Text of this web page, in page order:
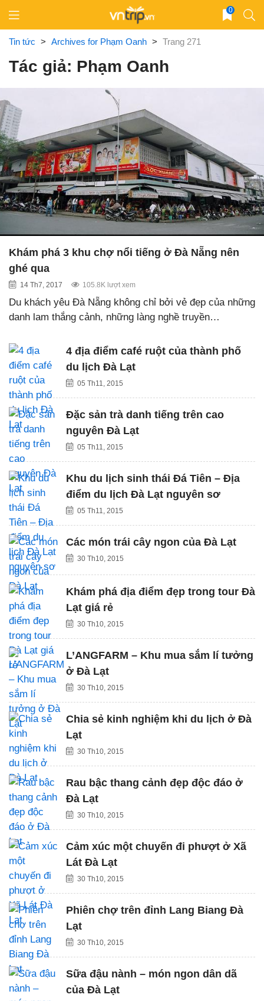
content
0
Tin tức > Archives for Phạm Oanh > Trang 271
Tác giả: Phạm Oanh
Khám phá 3 khu chợ nổi tiếng ở Đà Nẵng nên
ghé qua
14 Th7, 2017 105.8K lượt xem
Du khách yêu Đà Nẵng không chỉ bởi vẻ đẹp của những
danh lam thắng cảnh, những làng nghề truyền…
4 địa điểm café ruột của thành phố
du lịch Đà Lạt
05 Th11, 2015
Đặc sản trà danh tiếng trên cao
nguyên Đà Lạt
05 Th11, 2015
Khu du lịch sinh thái Đá Tiên – Địa
điểm du lịch Đà Lạt nguyên sơ
05 Th11, 2015
Các món trái cây ngon của Đà Lạt
30 Th10, 2015
Khám phá địa điểm đẹp trong tour Đà
Lạt giá rẻ
30 Th10, 2015
L’ANGFARM – Khu mua sắm lí tưởng
ở Đà Lạt
30 Th10, 2015
Chia sẻ kinh nghiệm khi du lịch ở Đà
Lạt
30 Th10, 2015
Rau bậc thang cảnh đẹp độc đáo ở
Đà Lạt
30 Th10, 2015
Cảm xúc một chuyến đi phượt ở Xã
Lát Đà Lạt
30 Th10, 2015
Phiên chợ trên đỉnh Lang Biang Đà
Lạt
30 Th10, 2015
Sữa đậu nành – món ngon dân dã
của Đà Lạt